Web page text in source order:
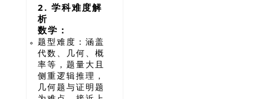
2. 学科难度解
析
数学：
题型难度：涵盖
代数、几何、概
率等，题量大且
侧重逻辑推理，
几何题与证明题